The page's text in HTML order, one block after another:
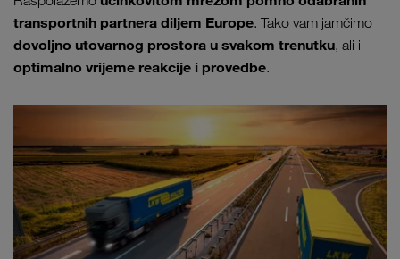
transportnih partnera diljem Europe. Tako vam jamčimo
dovoljno utovarnog prostora u svakom trenutku, ali i
optimalno vrijeme reakcije i provedbe.